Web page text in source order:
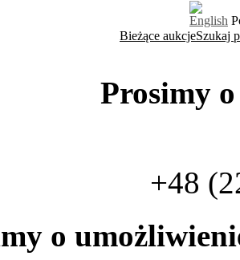
English
Bieżące aukcjeSzukaj
Prosimy
+48
o